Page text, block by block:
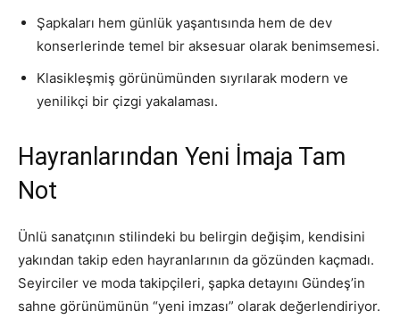
Şapkaları hem günlük yaşantısında hem de dev
konserlerinde temel bir aksesuar olarak benimsemesi.
Klasikleşmiş görünümünden sıyrılarak modern ve
yenilikçi bir çizgi yakalaması.
Hayranlarından Yeni İmaja Tam
Not
Ünlü sanatçının stilindeki bu belirgin değişim, kendisini
yakından takip eden hayranlarının da gözünden kaçmadı.
Seyirciler ve moda takipçileri, şapka detayını Gündeş’in
sahne görünümünün “yeni imzası” olarak değerlendiriyor.